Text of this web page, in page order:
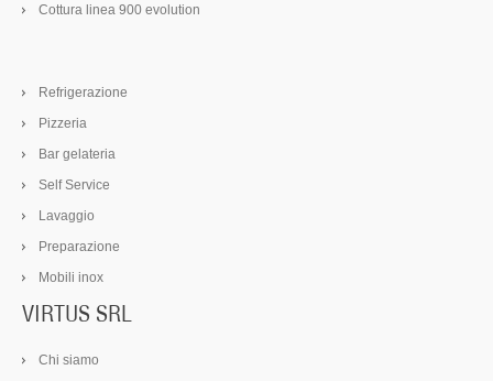
Cottura linea 900 evolution
Refrigerazione
Pizzeria
Bar gelateria
Self Service
Lavaggio
Preparazione
Mobili inox
VIRTUS SRL
Chi siamo